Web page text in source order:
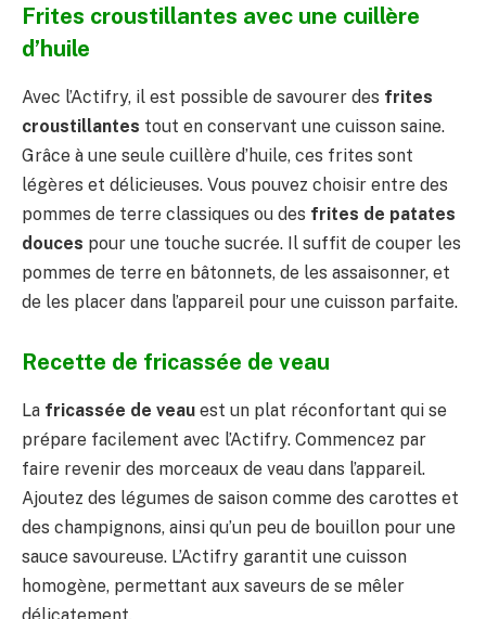
Frites croustillantes avec une cuillère
d’huile
Avec l’Actifry, il est possible de savourer des frites
croustillantes tout en conservant une cuisson saine.
Grâce à une seule cuillère d’huile, ces frites sont
légères et délicieuses. Vous pouvez choisir entre des
pommes de terre classiques ou des frites de patates
douces pour une touche sucrée. Il suffit de couper les
pommes de terre en bâtonnets, de les assaisonner, et
de les placer dans l’appareil pour une cuisson parfaite.
Recette de fricassée de veau
La fricassée de veau est un plat réconfortant qui se
prépare facilement avec l’Actifry. Commencez par
faire revenir des morceaux de veau dans l’appareil.
Ajoutez des légumes de saison comme des carottes et
des champignons, ainsi qu’un peu de bouillon pour une
sauce savoureuse. L’Actifry garantit une cuisson
homogène, permettant aux saveurs de se mêler